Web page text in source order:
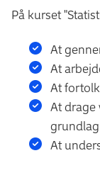
På kurset
At
At
At
At drage
grundlag
At